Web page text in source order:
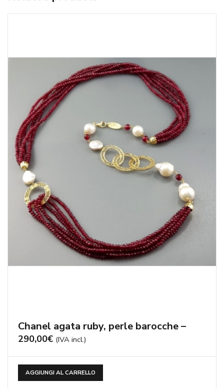
Chanel agata ruby, perle barocche –
290,00€ (IVA incl.)
AGGIUNGI AL CARRELLO